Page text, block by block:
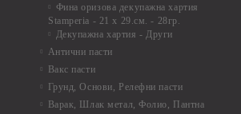
Фина оризова декупажна хартия
Stamperia - 21 х 29.см. - 28гр.
Декупажна хартия - Други
Антични пасти
Вакс пасти
Грунд, Основи, Релефни пасти
Варак, Шлак метал, Фолио, Пантна